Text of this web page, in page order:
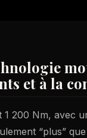
et à la
200 Nm, avec
“plus”